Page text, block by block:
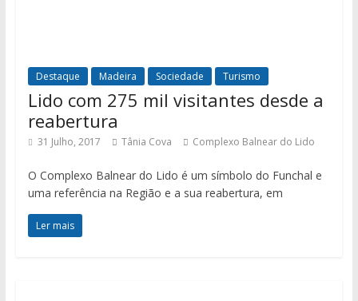
Destaque Madeira Sociedade Turismo
Lido com 275 mil visitantes desde a
reabertura
31 Julho, 2017 Tânia Cova Complexo Balnear do Lido
O Complexo Balnear do Lido é um símbolo do Funchal e
uma referência na Região e a sua reabertura, em
Ler mais